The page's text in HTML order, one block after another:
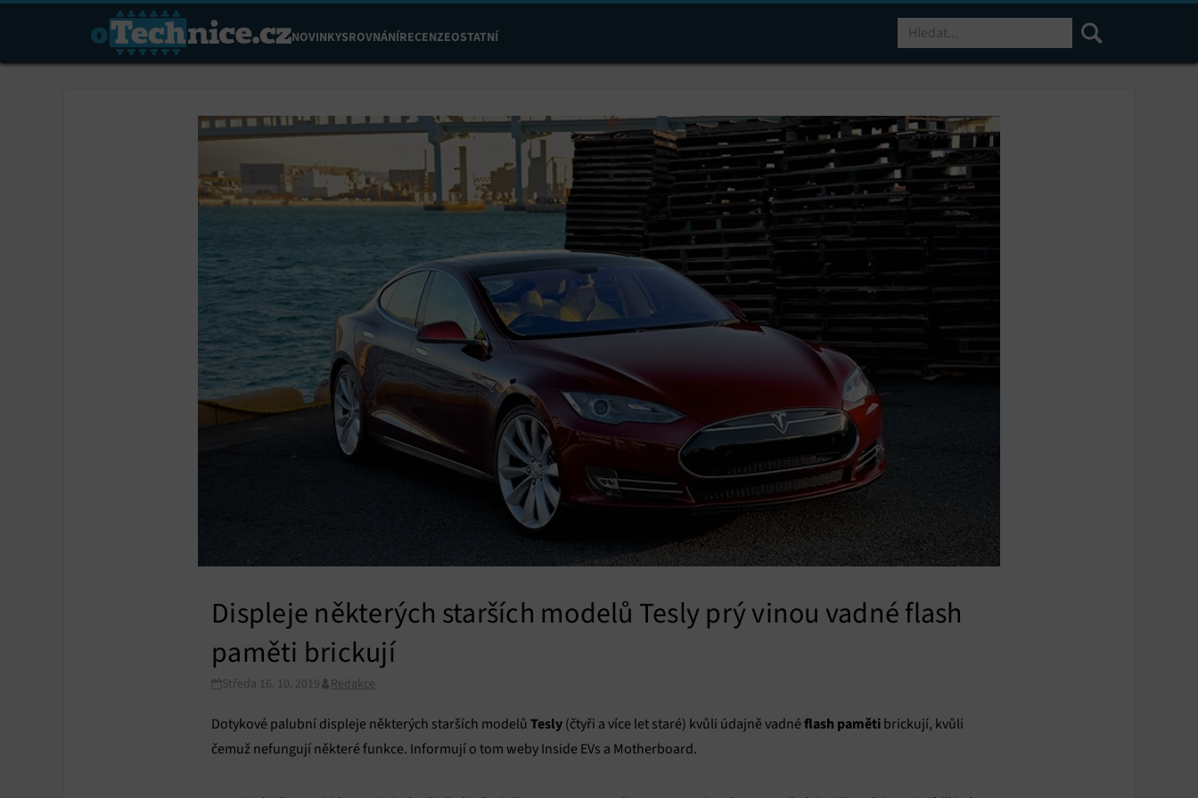
NOVINKYSROVNÁNÍRECENZEOSTATNÍ
Displeje některých starších modelů Tesly prý vinou vadné flash
paměti brickují
Středa 16. 10. 2019 Redakce
Dotykové palubní displeje některých starších modelů Tesly (čtyři a více let staré) kvůli údajně vadné flash paměti brickují, kvůli
čemuž nefungují některé funkce. Informují o tom weby Inside EVs a Motherboard.